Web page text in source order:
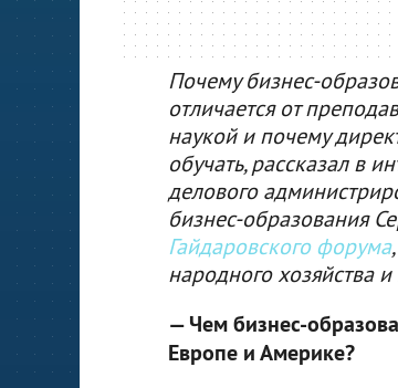
Почему бизнес-
отличается от
наукой и почему
обучать, рассказал в
делового
бизнес-образования
Гайдаровского форума
народного хозяйства
— Чем бизнес-
Европе и Америке?